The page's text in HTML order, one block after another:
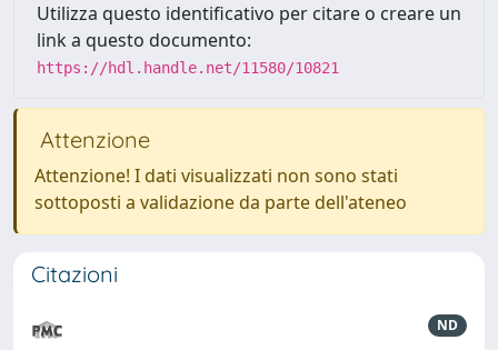
Utilizza questo identificativo per citare o creare un
link a questo documento:
https://hdl.handle.net/11580/10821
Attenzione
Attenzione! I dati visualizzati non sono stati
sottoposti a validazione da parte dell'ateneo
Citazioni
ND